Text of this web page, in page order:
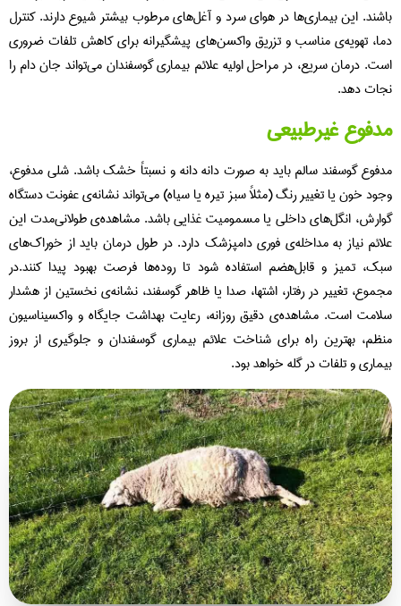
این بیماری‌ها در هوای سرد و آغل‌های مرطوب بیشتر شیوع دارند. کنترل
تهویه‌ی مناسب و تزریق واکسن‌های پیشگیرانه برای کاهش تلفات ضروری
درمان سریع، در مراحل اولیه علائم بیماری‌ گوسفندان می‌تواند جان دام را
دهد.
غیرطبیعی
گوسفند سالم باید به‌ صورت دانه‌ دانه و نسبتاً خشک باشد. شلی مدفوع،
خون یا تغییر رنگ (مثلاً سبز تیره یا سیاه) می‌تواند نشانه‌ی عفونت دستگاه
انگل‌های داخلی یا مسمومیت غذایی باشد. مشاهده‌ی طولانی‌مدت این
نیاز به مداخله‌ی فوری دامپزشک دارد. در طول درمان باید از خوراک‌های
تمیز و قابل‌هضم استفاده شود تا روده‌ها فرصت بهبود پیدا کنند.در
تغییر در رفتار، اشتها، صدا یا ظاهر گوسفند، نشانه‌ی نخستین از هشدار
است. مشاهده‌ی دقیق روزانه، رعایت بهداشت جایگاه و واکسیناسیون
بهترین راه برای شناخت علائم بیماری‌ گوسفندان و جلوگیری از بروز
و تلفات در گله خواهد بود.